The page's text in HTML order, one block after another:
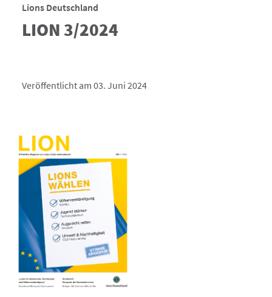
Lions Deutschland
LION 3/2024
Veröffentlicht am 03. Juni 2024